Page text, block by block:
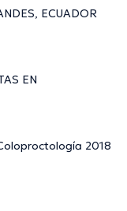
ECUADOR
EN
2018